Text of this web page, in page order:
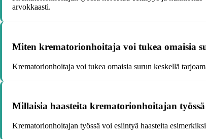
arvokkaasti.
Miten krematorionhoitaja voi tukea omaisia
Krematorionhoitaja voi tukea omaisia surun keskellä
Millaisia haasteita krematorionhoitajan
Krematorionhoitajan työssä voi esiintyä haasteita